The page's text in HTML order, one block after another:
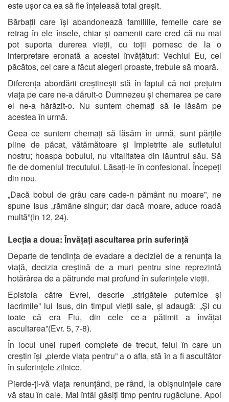
este ușor ca ea să fie înțeleasă total greșit.
Bărbații care își abandonează familiile, femeile care se
retrag în ele însele, chiar și oamenii care cred că nu mai
pot suporta durerea vieții, cu toții pornesc de la o
interpretare eronată a acestei învățături: Vechiul Eu, cel
păcătos, cel care a făcut alegeri proaste, trebuie să moară.
Diferența abordării creștinești stă în faptul că noi prețuim
viața pe care ne-a dăruit-o Dumnezeu și chemarea pe care
el ne-a hărăzit-o. Nu suntem chemați să le lăsăm pe
acestea în urmă.
Ceea ce suntem chemați să lăsăm în urmă, sunt părțile
pline de păcat, vătămătoare și împietrite ale sufletului
nostru; hoaspa bobului, nu vitalitatea din lăuntrul său. Să
fie de domeniul trecutului. Lăsați-le în confesional. Începeți
din nou.
„Dacă bobul de grâu care cade-n pământ nu moare”, ne
spune Isus „rămâne singur; dar dacă moare, aduce roadă
multă”(In 12, 24).
Lecția a doua: Învățați ascultarea prin suferință
Departe de tendința de evadare a deciziei de a renunța la
viață, decizia creștină de a muri pentru sine reprezintă
hotărârea de a pătrunde mai profund în suferințele vieții.
Epistola către Evrei, descrie „strigătele puternice și
lacrimile” lui Isus, din timpul vieții sale, și adaugă: „Și cu
toate că era Fiu, din cele ce-a pătimit a învățat
ascultarea”(Evr. 5, 7-8).
În locul unei ruperi complete de trecut, felul în care un
creștin își „pierde viața pentru” a o afla, stă în a fi ascultător
în suferințele zilnice.
Pierde-ți-vă viața renunțând, pe rând, la obișnuințele care
vă stau în cale. Mai întâi găsiți timp pentru rugăciune. Apoi